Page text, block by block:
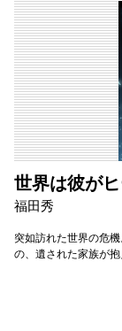
世界は彼が
福田秀
突如訪れた世界の危
の、遺された家族が